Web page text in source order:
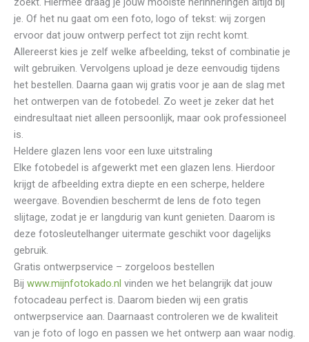
je. Of het nu gaat om een foto, logo of tekst: wij zorgen
ervoor dat jouw ontwerp perfect tot zijn recht komt.
Allereerst kies je zelf welke afbeelding, tekst of combinatie je
wilt gebruiken. Vervolgens upload je deze eenvoudig tijdens
het bestellen. Daarna gaan wij gratis voor je aan de slag met
het ontwerpen van de fotobedel. Zo weet je zeker dat het
eindresultaat niet alleen persoonlijk, maar ook professioneel
is.
Heldere glazen lens voor een luxe uitstraling
Elke fotobedel is afgewerkt met een glazen lens. Hierdoor
krijgt de afbeelding extra diepte en een scherpe, heldere
weergave. Bovendien beschermt de lens de foto tegen
slijtage, zodat je er langdurig van kunt genieten. Daarom is
deze fotosleutelhanger uitermate geschikt voor dagelijks
gebruik.
Gratis ontwerpservice – zorgeloos bestellen
Bij www.mijnfotokado.nl vinden we het belangrijk dat jouw
fotocadeau perfect is. Daarom bieden wij een gratis
ontwerpservice aan. Daarnaast controleren we de kwaliteit
van je foto of logo en passen we het ontwerp aan waar nodig.